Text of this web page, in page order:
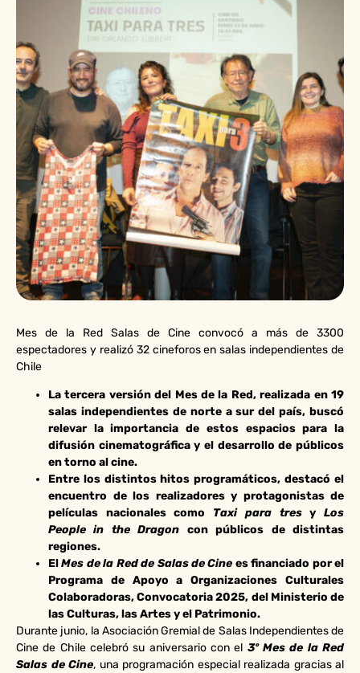
Mes de la Red Salas de Cine convocó a más de 3300
espectadores y realizó 32 cineforos en salas independientes de
Chile
La tercera versión del Mes de la Red, realizada en 19
salas independientes de norte a sur del país, buscó
relevar la importancia de estos espacios para la
difusión cinematográfica y el desarrollo de públicos
en torno al cine.
Entre los distintos hitos programáticos, destacó el
encuentro de los realizadores y protagonistas de
películas nacionales como Taxi para tresyLos
People in the Dragon con públicos de distintas
regiones.
ElMes de la Red de Salas de Cine es financiado por el
Programa de Apoyo a Organizaciones Culturales
Colaboradoras, Convocatoria 2025, del Ministerio de
las Culturas, las Artes y el Patrimonio.
Durante junio, la Asociación Gremial de Salas Independientes de
Cine de Chile celebró su aniversario con el 3º Mes de la Red
Salas de Cine, una programación especial realizada gracias al